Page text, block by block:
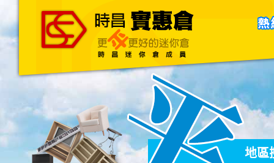
主頁 關於我們 聯絡我們
地區